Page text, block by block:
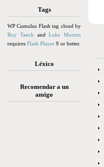
Tags
WP Cumulus Flash tag cloud by
Roy Tanck andLuke Morton
requires Flash Player 9 or better.
Léxico
Recomendar a un
amigo